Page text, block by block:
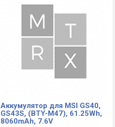
Аккумулятор для MSI GS40,
GS43S, (BTY-M47), 61.25Wh,
8060mAh, 7.6V